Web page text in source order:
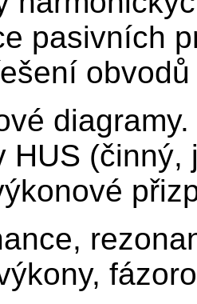
pasivních
HUS